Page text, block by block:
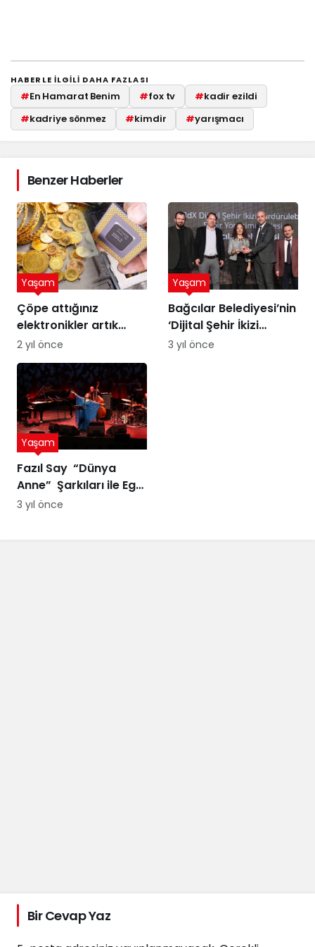
HABERLE ILGILI DAHA FAZLASI
#En Hamarat Benim #fox tv #kadir ezildi
#kadriye sönmez #kimdir #yarışmacı
Benzer Haberler
Çöpe attığınız
elektronikler artık
altına dönüşebilir!
suyuyla
Yaşam
2 yıl önce
Bağcılar Belediyesi’nin
‘Dijital Şehir İkizi
Sürdürülebilir Şehir
Yaşam
3 yıl önce
Fazıl Say “Dünya
Anne” Şarkıları ile Ege
Turnesi’nde
Yaşam
3 yıl önce
Bir Cevap Yaz